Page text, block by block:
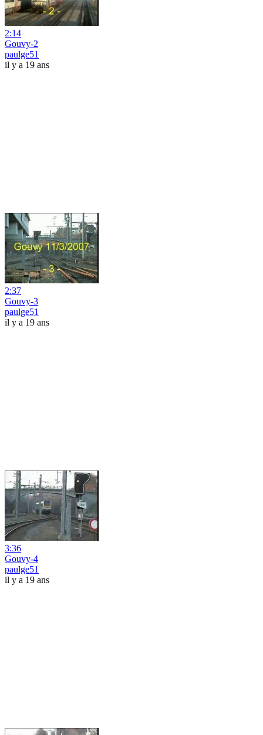
2:14
Gouvy-2
paulge51
il y a 19 ans
2:37
Gouvy-3
paulge51
il y a 19 ans
3:36
Gouvy-4
paulge51
il y a 19 ans